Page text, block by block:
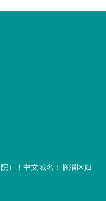
）！中文域名：临淄区妇